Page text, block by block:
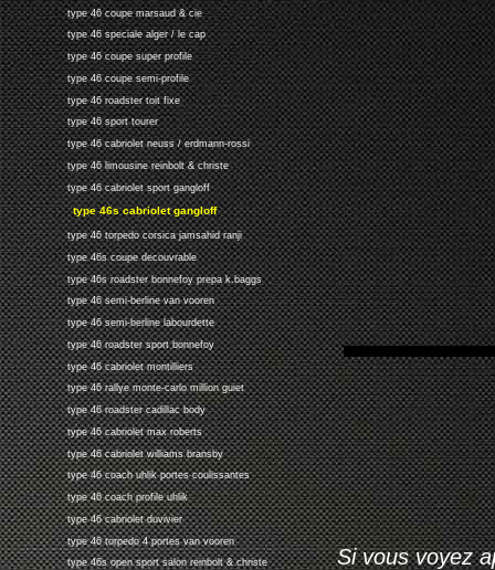
type 46 coupe marsaud & cie
type 46 speciale alger / le cap
type 46 coupe super profile
type 46 coupe semi-profile
type 46 roadster toit fixe
type 46 sport tourer
type 46 cabriolet neuss / erdmann-rossi
type 46 limousine reinbolt & christe
type 46 cabriolet sport gangloff
type 46s cabriolet gangloff
type 46 torpedo corsica jamsahid ranji
type 46s coupe decouvrable
type 46s roadster bonnefoy prepa k.baggs
type 46 semi-berline van vooren
type 46 semi-berline labourdette
type 46 roadster sport bonnefoy
type 46 cabriolet montilliers
type 46 rallye monte-carlo million guiet
type 46 roadster cadillac body
type 46 cabriolet max roberts
type 46 cabriolet williams bransby
type 46 coach uhlik portes coulissantes
type 46 coach profile uhlik
type 46 cabriolet duvivier
type 46 torpedo 4 portes van vooren
type 46s open sport salon reinbolt & christe
Si vous voyez